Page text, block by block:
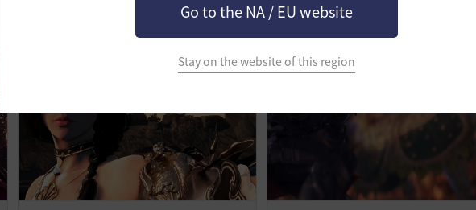
Go to the NA / EU website
Stay on the website of this region
1 0
5